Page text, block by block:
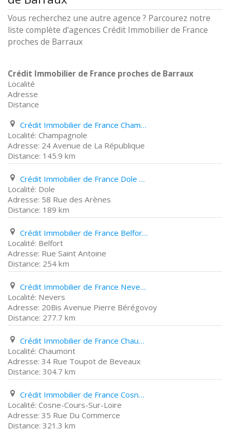
Vous recherchez une autre agence ? Parcourez notre
liste complète d'agences Crédit Immobilier de France
proches de Barraux
Crédit Immobilier de France proches de Barraux
Localité
Adresse
Distance
Crédit Immobilier de France Champagnole 24 Avenue de La République
Champagnole
24 Avenue de La République
145.9 km
Crédit Immobilier de France Dole 58 Rue des Arènes
Dole
58 Rue des Arènes
189 km
Crédit Immobilier de France Belfort Rue Saint Antoine
Belfort
Rue Saint Antoine
254 km
Crédit Immobilier de France Nevers 20Bis Avenue Pierre Bérégovoy
Nevers
20Bis Avenue Pierre Bérégovoy
277.7 km
Crédit Immobilier de France Chaumont 34 Rue Toupot de Beveaux
Chaumont
34 Rue Toupot de Beveaux
304.7 km
Crédit Immobilier de France Cosne-Cours-Sur-Loire 35 Rue Du Commerce
Cosne-Cours-Sur-Loire
35 Rue Du Commerce
321.3 km